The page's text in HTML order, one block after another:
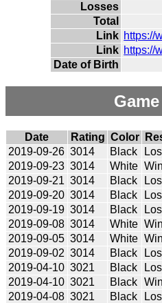
Losses
Total
Link https://
Link https://
Date of Birth
Date Rating Color
2019-09-26 3014 Black
2019-09-23 3014 White Win
2019-09-21 3014 Black
2019-09-20 3014 Black
2019-09-19 3014 Black
2019-09-08 3014 White Win
2019-09-05 3014 White Win
2019-09-02 3014 Black
2019-04-10 3021 Black
2019-04-10 3021 Black Win
2019-04-08 3021 Black